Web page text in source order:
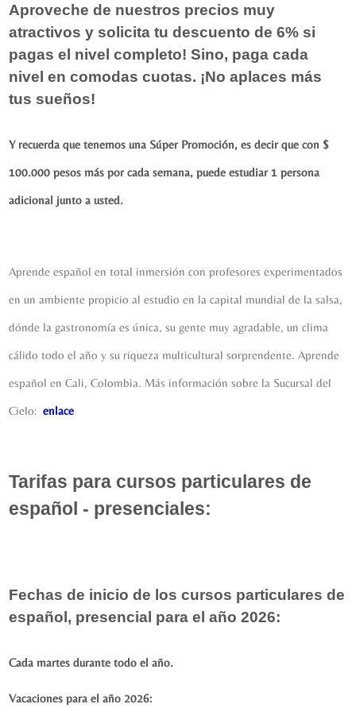
Aproveche de nuestros precios muy
atractivos y solicita tu descuento de 6% si
pagas el nivel completo! Sino, paga cada
nivel en comodas cuotas. ¡No aplaces más
tus sueños!
Y recuerda que tenemos una Súper Promoción, es decir que con $
100.000 pesos más por cada semana, puede estudiar 1 persona
adicional junto a usted.
Aprende español en total inmersión con profesores experimentados
en un ambiente propicio al estudio en la capital mundial de la salsa,
dónde la gastronomía es única, su gente muy agradable, un clima
cálido todo el año y su riqueza multicultural sorprendente. Aprende
español en Cali, Colombia. Más información sobre la Sucursal del
Cielo: enlace
Tarifas para cursos particulares de
español - presenciales:
Fechas de inicio de los cursos particulares de
español, presencial para el año 2026:
Cada martes durante todo el año.
Vacaciones para el año 2026: